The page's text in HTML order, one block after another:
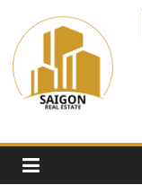
content